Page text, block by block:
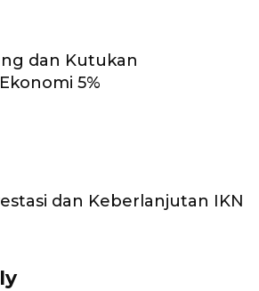
dan Kutukan
5%
dan Keberlanjutan IKN